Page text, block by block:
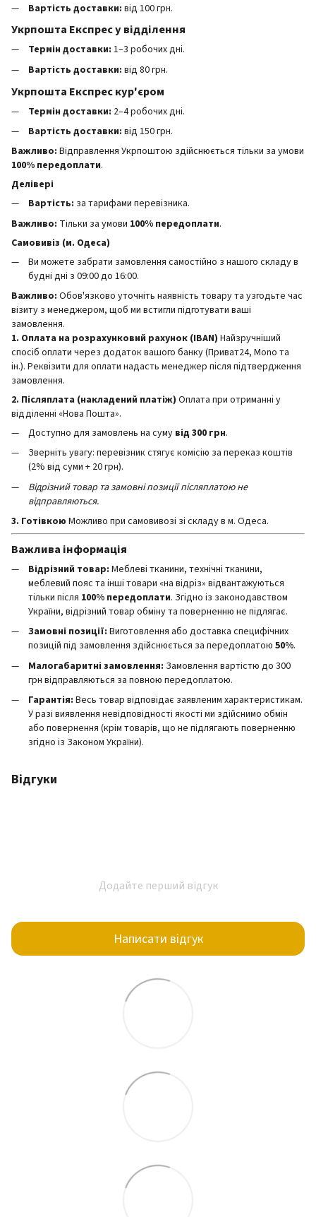
Вартість доставки: від 100 грн.
Укрпошта Експрес у відділення
Термін доставки: 1–3 робочих дні.
Вартість доставки: від 80 грн.
Укрпошта Експрес кур'єром
Термін доставки: 2–4 робочих дні.
Вартість доставки: від 150 грн.
Важливо: Відправлення Укрпоштою здійснюється тільки за умови
100% передоплати.
Делівері
Вартість: за тарифами перевізника.
Важливо: Тільки за умови 100% передоплати.
Самовивіз (м. Одеса)
Ви можете забрати замовлення самостійно з нашого складу в
будні дні з 09:00 до 16:00.
Важливо: Обов'язково уточніть наявність товару та узгодьте час
візиту з менеджером, щоб ми встигли підготувати ваші
замовлення.
1. Оплата на розрахунковий рахунок (IBAN) Найзручніший
спосіб оплати через додаток вашого банку (Приват24, Mono та
ін.). Реквізити для оплати надасть менеджер після підтвердження
замовлення.
2. Післяплата (накладений платіж) Оплата при отриманні у
відділенні «Нова Пошта».
Доступно для замовлень на суму від 300 грн.
Зверніть увагу: перевізник стягує комісію за переказ коштів
(2% від суми + 20 грн).
Відрізний товар та замовні позиції післяплатою не
відправляються.
3. Готівкою Можливо при самовивозі зі складу в м. Одеса.
Важлива інформація
Відрізний товар: Меблеві тканини, технічні тканини,
меблевий пояс та інші товари «на відріз» відвантажуються
тільки після 100% передоплати. Згідно із законодавством
України, відрізний товар обміну та поверненню не підлягає.
Замовні позиції: Виготовлення або доставка специфічних
позицій під замовлення здійснюється за передоплатою 50%.
Малогабаритні замовлення: Замовлення вартістю до 300
грн відправляються за повною передоплатою.
Гарантія: Весь товар відповідає заявленим характеристикам.
У разі виявлення невідповідності якості ми здійснимо обмін
або повернення (крім товарів, що не підлягають поверненню
згідно із Законом України).
Відгуки
Додайте перший відгук
Написати відгук